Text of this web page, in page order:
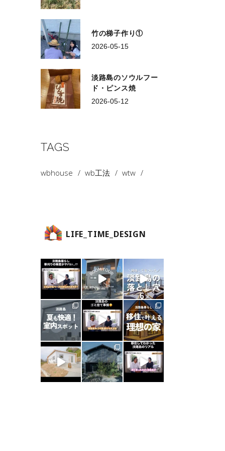
竹の梯子作り①
2026-05-15
淡路島のソウルフー
ド・ピンス焼
2026-05-12
TAGS
wbhouse wb工法 wtw
LIFE_TIME_DESIGN